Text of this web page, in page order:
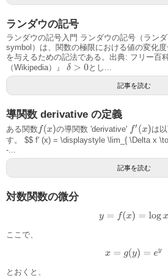
ランダウの記号
ランダウの記号入門 ランダウの記号（ラン
symbol）は、関数の極限における値の変化
を与えるための記法である。出典: フリー百
（Wikipedia）』 δ >0 とし...
記事を読む
導関数 derivative の定義
ある関数 f(x) の導関数 'derivative' f′(x)
は
す。 $$ f' (x) = \displaystyle \lim_{ \Delta x
-...
記事を読む
対数関数の微分
=f(x)=logx
ここで、
x=g(y)= ey
とおくと、